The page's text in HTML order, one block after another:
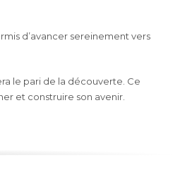
d’avancer sereinement vers
le pari de la découverte. Ce
et construire son avenir.